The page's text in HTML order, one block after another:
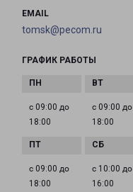
EMAIL
tomsk@pecom.ru
ГРАФИК РАБОТЫ
с 09:00 до
18:00
с 09:00 до
18:00
с 09:00 до
18:00
с 10:00 до
16:00